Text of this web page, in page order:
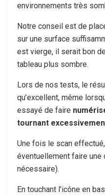
environnements très
Notre conseil est de
sur une surface
est vierge, il serait bon
tableau plus sombre.
Lors de nos tests, le
qu’excellent, même
essayé de faire
tournant
Une fois le scan
éventuellement faire une
nécessaire).
En touchant l’icône en